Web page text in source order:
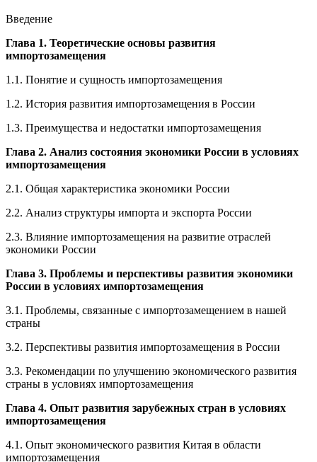
Введение
Глава 1. Теоретические основы развития
импортозамещения
1.1. Понятие и сущность импортозамещения
1.2. История развития импортозамещения в России
1.3. Преимущества и недостатки импортозамещения
Глава 2. Анализ состояния экономики России в условиях
импортозамещения
2.1. Общая характеристика экономики России
2.2. Анализ структуры импорта и экспорта России
2.3. Влияние импортозамещения на развитие отраслей
экономики России
Глава 3. Проблемы и перспективы развития экономики
России в условиях импортозамещения
3.1. Проблемы, связанные с импортозамещением в нашей
страны
3.2. Перспективы развития импортозамещения в России
3.3. Рекомендации по улучшению экономического развития
страны в условиях импортозамещения
Глава 4. Опыт развития зарубежных стран в условиях
импортозамещения
4.1. Опыт экономического развития Китая в области
импортозамещения